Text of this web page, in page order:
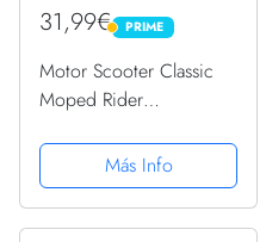
31,99€ PRIME
PRIME
Motor Scooter Classic
Moped Rider
Sudadera con Capucha
Más Info